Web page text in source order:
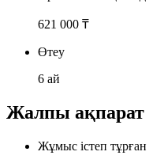
621 000 ₸
Өтеу
6 ай
Жалпы ақпарат
Жұмыс істеп тұрған